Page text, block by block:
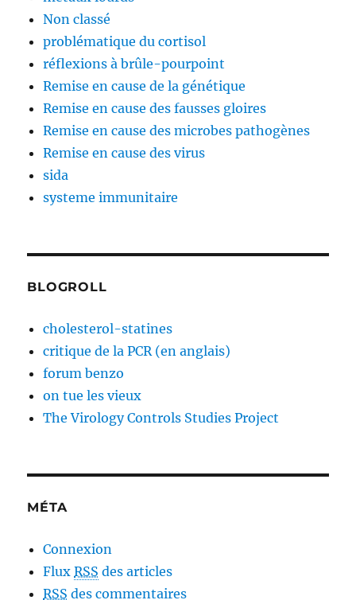
Non classé
problématique du cortisol
réflexions à brûle-pourpoint
Remise en cause de la génétique
Remise en cause des fausses gloires
Remise en cause des microbes pathogènes
Remise en cause des virus
sida
systeme immunitaire
BLOGROLL
cholesterol-statines
critique de la PCR (en anglais)
forum benzo
on tue les vieux
The Virology Controls Studies Project
MÉTA
Connexion
FluxRSS des articles
RSS des commentaires